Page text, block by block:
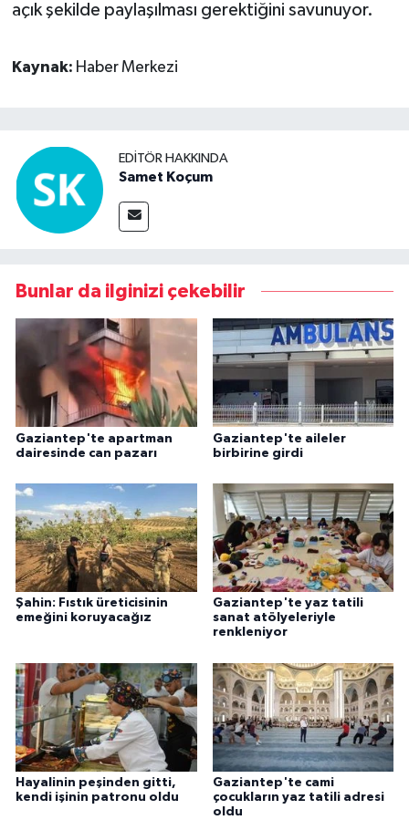
açık şekilde paylaşılması gerektiğini savunuyor.
Kaynak: Haber Merkezi
EDITÖR HAKKINDA
Samet Koçum
Bunlar da ilginizi çekebilir
Gaziantep'te apartman
dairesinde can pazarı
Gaziantep'te aileler
birbirine girdi
Şahin: Fıstık üreticisinin
emeğini koruyacağız
Gaziantep'te yaz tatili
sanat atölyeleriyle
renkleniyor
Hayalinin peşinden gitti,
kendi işinin patronu oldu
Gaziantep'te cami
çocukların yaz tatili adresi
oldu